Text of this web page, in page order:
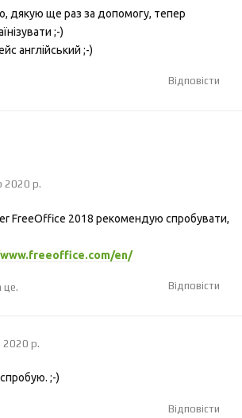
дякую ще раз за допомогу, тепер
;-)
англійський ;-)
Відповісти
2020 р.
FreeOffice 2018 рекомендую спробувати,
en/
Відповісти
це.
2020 р.
;-)
Відповісти